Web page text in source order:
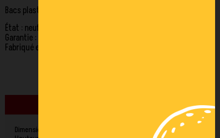
Bacs plastiques au détail.
État : neuf
Garantie : 10 ans
Fabriqué en Allemagne
Dimensions utiles L x l mm : 605 x 405